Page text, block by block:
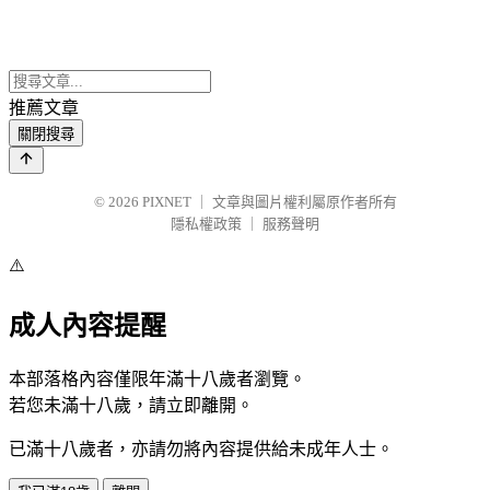
推薦文章
關閉搜尋
© 2026 PIXNET
文章與圖片權利屬原作者所有
隱私權政策
服務聲明
⚠️
成人內容提醒
本部落格內容僅限年滿十八歲者瀏覽。
若您未滿十八歲，請立即離開。
已滿十八歲者，亦請勿將內容提供給未成年人士。